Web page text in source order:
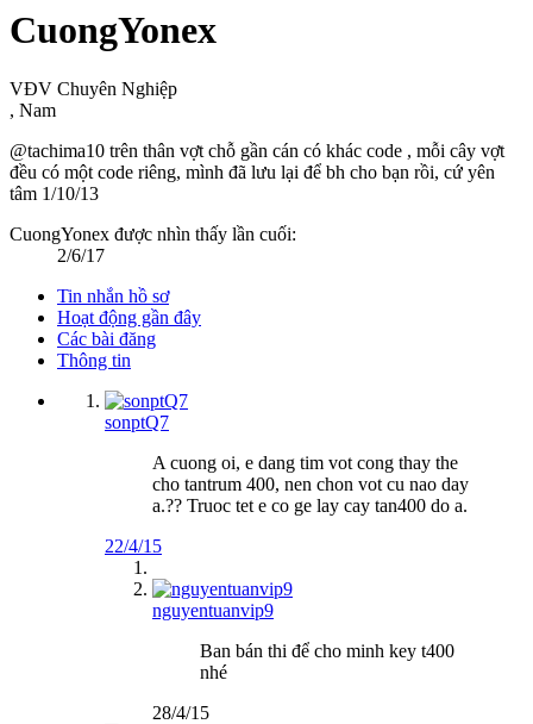
CuongYonex
VĐV Chuyên Nghiệp
, Nam
@tachima10 trên thân vợt chỗ gần cán có khác code , mỗi cây vợt
đều có một code riêng, mình đã lưu lại để bh cho bạn rồi, cứ yên
tâm 1/10/13
CuongYonex được nhìn thấy lần cuối:
2/6/17
Tin nhắn hồ sơ
Hoạt động gần đây
Các bài đăng
Thông tin
sonptQ7
A cuong oi, e dang tim vot cong thay the
cho tantrum 400, nen chon vot cu nao day
a.?? Truoc tet e co ge lay cay tan400 do a.
22/4/15
nguyentuanvip9
Ban bán thi để cho minh key t400
nhé
28/4/15